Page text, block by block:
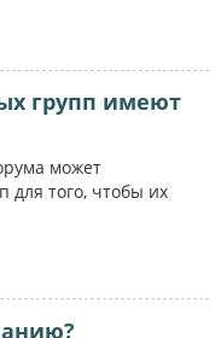
групп имеют
может
для того, чтобы их